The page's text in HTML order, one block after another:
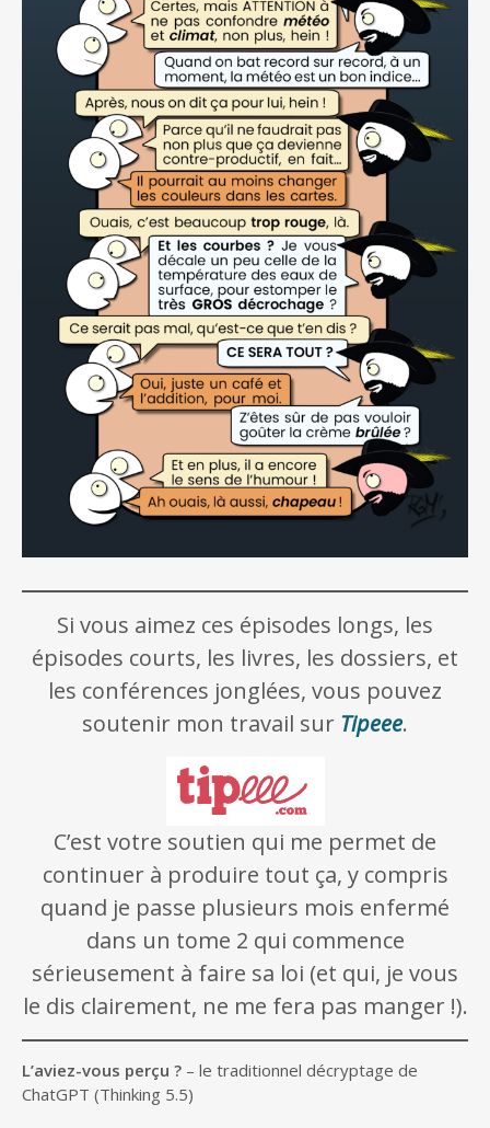
Si vous aimez ces épisodes longs, les
épisodes courts, les livres, les dossiers, et
les conférences jonglées, vous pouvez
soutenir mon travail sur Tipeee.
C’est votre soutien qui me permet de
continuer à produire tout ça, y compris
quand je passe plusieurs mois enfermé
dans un tome 2 qui commence
sérieusement à faire sa loi (et qui, je vous
le dis clairement, ne me fera pas manger !).
L’aviez-vous perçu ? – le traditionnel décryptage de
ChatGPT (Thinking 5.5)